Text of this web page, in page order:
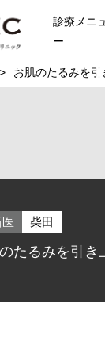
診療メニュ
ー
お肌のたるみを
柴田
たるみを引き